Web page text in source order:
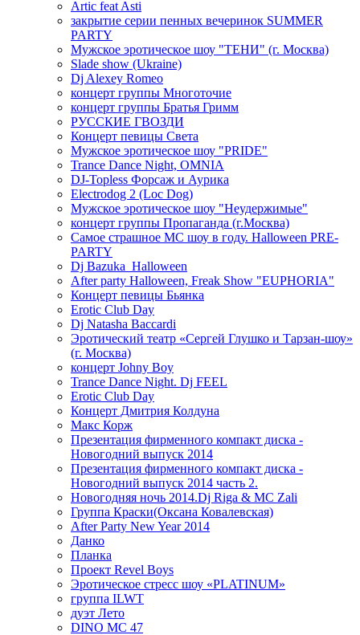
Artic feat Asti
закрытие серии пенных вечеринок SUMMER
PARTY
Мужское эротическое шоу "ТЕНИ" (г. Москва)
Slade show (Ukraine)
Dj Alexey Romeo
концерт группы Многоточие
концерт группы Братья Гримм
РУССКИЕ ГВОЗДИ
Концерт певицы Света
Мужское эротическое шоу "PRIDE"
Trance Dance Night, OMNIA
DJ-Topless Форсаж и Аурика
Electrodog 2 (Loc Dog)
Мужское эротическое шоу "Неудержимые"
концерт группы Пропаганда (г.Москва)
Самое страшное МС шоу в году. Halloween PRE-
PARTY
Dj Bazuka_Halloween
After party Halloween, Freak Show "EUPHORIA"
Концерт певицы Бьянка
Erotic Club Day
Dj Natasha Baccardi
Эротический театр «Сергей Глушко и Тарзан-шоу»
(г. Москва)
концерт Johny Boy
Trance Dance Night. Dj FEEL
Erotic Club Day
Концерт Дмитрия Колдуна
Макс Корж
Презентация фирменного компакт диска -
Новогодний выпуск 2014
Презентация фирменного компакт диска -
Новогодний выпуск 2014 часть 2.
Новогодняя ночь 2014.Dj Riga & MC Zali
Группа Краски(Оксана Ковалевская)
After Party New Year 2014
Данко
Планка
Проект Revel Boys
Эротическое стресс шоу «PLATINUM»
группа ILWT
дуэт Лето
DINO MC 47